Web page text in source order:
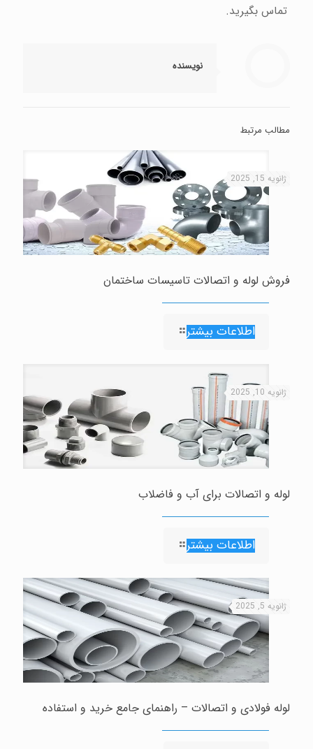
تماس بگیرید.
نویسنده
مطالب مرتبط
ژانویه 15, 2025
فروش لوله و اتصالات تاسیسات ساختمان
اطلاعات بیشتر
ژانویه 10, 2025
لوله و اتصالات برای آب و فاضلاب
اطلاعات بیشتر
ژانویه 5, 2025
لوله فولادی و اتصالات – راهنمای جامع خرید و استفاده